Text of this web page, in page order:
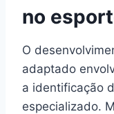
no
O
adaptado
a identificação
especializado.